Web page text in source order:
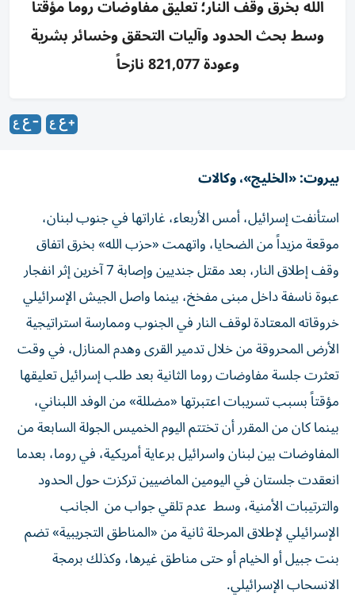
الله بخرق وقف النار؛ تعليق مفاوضات روما مؤقتاً
وسط بحث الحدود وآليات التحقق وخسائر بشرية
وعودة 821,077 نازحاً
بيروت: «الخليج»، وكالات
استأنفت إسرائيل، أمس الأربعاء، غاراتها في جنوب لبنان،
موقعة مزيداً من الضحايا، واتهمت «حزب الله» بخرق اتفاق
وقف إطلاق النار، بعد مقتل جنديين وإصابة 7 آخرين إثر انفجار
عبوة ناسفة داخل مبنى مفخخ، بينما واصل الجيش الإسرائيلي
خروقاته المعتادة لوقف النار في الجنوب وممارسة استراتيجية
الأرض المحروقة من خلال تدمير القرى وهدم المنازل، في وقت
تعثرت جلسة مفاوضات روما الثانية بعد طلب إسرائيل تعليقها
مؤقتاً بسبب تسريبات اعتبرتها «مضللة» من الوفد اللبناني،
بينما كان من المقرر أن تختتم اليوم الخميس الجولة السابعة من
المفاوضات بين لبنان واسرائيل برعاية أمريكية، في روما، بعدما
انعقدت جلستان في اليومين الماضيين تركزت حول الحدود
والترتيبات الأمنية، وسط عدم تلقي جواب من الجانب
الإسرائيلي لإطلاق المرحلة ثانية من «المناطق التجريبية» تضم
بنت جبيل أو الخيام أو حتى مناطق غيرها، وكذلك برمجة
الانسحاب الإسرائيلي.